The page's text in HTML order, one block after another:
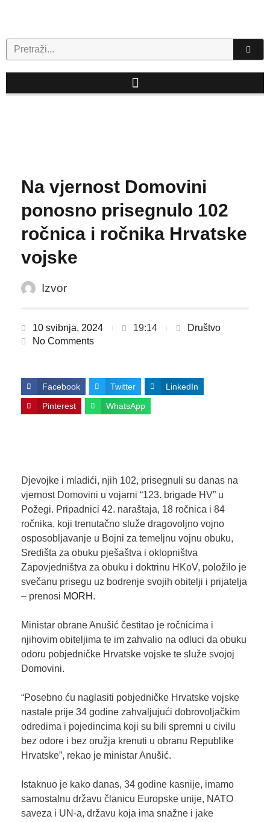
Search
Na vjernost Domovini
ponosno prisegnulo 102
ročnica i ročnika Hrvatske
vojske
Izvor
10 svibnja, 2024 19:14
Društvo
No Comments
Facebook Twitter LinkedIn
Pinterest WhatsApp
Djevojke i mladići, njih 102, prisegnuli su danas na
vjernost Domovini u vojarni “123. brigade HV” u
Požegi. Pripadnici 42. naraštaja, 18 ročnica i 84
ročnika, koji trenutačno služe dragovoljno vojno
osposobljavanje u Bojni za temeljnu vojnu obuku,
Središta za obuku pješaštva i oklopništva
Zapovjedništva za obuku i doktrinu HKoV, položilo je
svečanu prisegu uz bodrenje svojih obitelji i prijatelja
– prenosi MORH .
Ministar obrane Anušić čestitao je ročnicima i
njihovim obiteljima te im zahvalio na odluci da obuku
odoru pobjedničke Hrvatske vojske te služe svojoj
Domovini.
“Posebno ću naglasiti pobjedničke Hrvatske vojske
nastale prije 34 godine zahvaljujući dobrovoljačkim
odredima i pojedincima koji su bili spremni u civilu
bez odore i bez oružja krenuti u obranu Republike
Hrvatske”, rekao je ministar Anušić.
Istaknuo je kako danas, 34 godine kasnije, imamo
samostalnu državu članicu Europske unije, NATO
saveza i UN-a, državu koja ima snažne i jake